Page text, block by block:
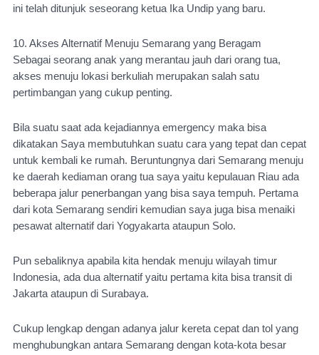
ini telah ditunjuk seseorang ketua Ika Undip yang baru.
10. Akses Alternatif Menuju Semarang yang Beragam
Sebagai seorang anak yang merantau jauh dari orang tua,
akses menuju lokasi berkuliah merupakan salah satu
pertimbangan yang cukup penting.
Bila suatu saat ada kejadiannya emergency maka bisa
dikatakan Saya membutuhkan suatu cara yang tepat dan cepat
untuk kembali ke rumah. Beruntungnya dari Semarang menuju
ke daerah kediaman orang tua saya yaitu kepulauan Riau ada
beberapa jalur penerbangan yang bisa saya tempuh. Pertama
dari kota Semarang sendiri kemudian saya juga bisa menaiki
pesawat alternatif dari Yogyakarta ataupun Solo.
Pun sebaliknya apabila kita hendak menuju wilayah timur
Indonesia, ada dua alternatif yaitu pertama kita bisa transit di
Jakarta ataupun di Surabaya.
Cukup lengkap dengan adanya jalur kereta cepat dan tol yang
menghubungkan antara Semarang dengan kota-kota besar